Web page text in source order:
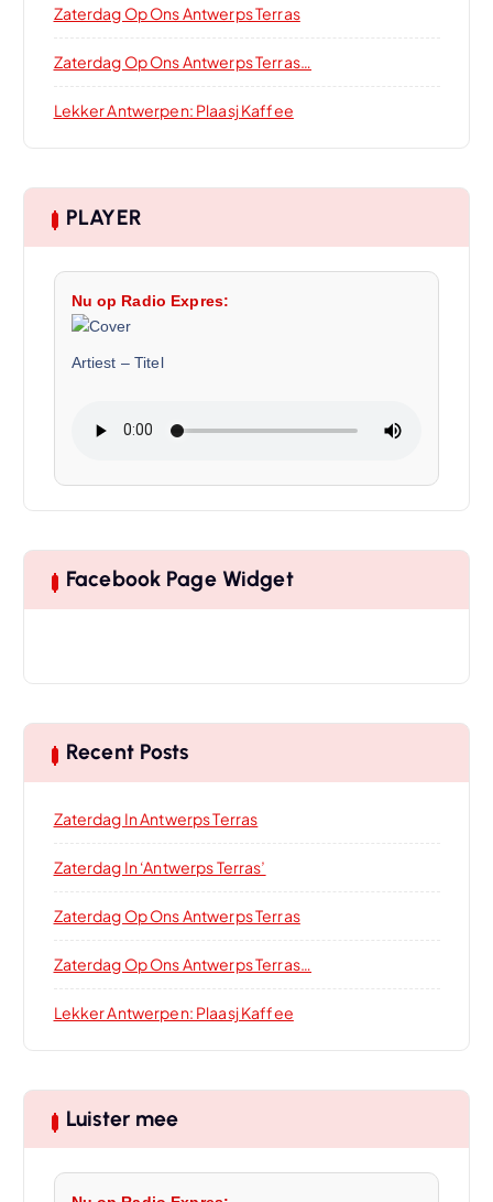
Zaterdag Op Ons Antwerps Terras
Zaterdag Op Ons Antwerps Terras…
Lekker Antwerpen: Plaasj Kaffee
PLAYER
Nu op Radio Expres:
Artiest – Titel
Facebook Page Widget
Recent Posts
Zaterdag In Antwerps Terras
Zaterdag In ‘Antwerps Terras’
Zaterdag Op Ons Antwerps Terras
Zaterdag Op Ons Antwerps Terras…
Lekker Antwerpen: Plaasj Kaffee
Luister mee